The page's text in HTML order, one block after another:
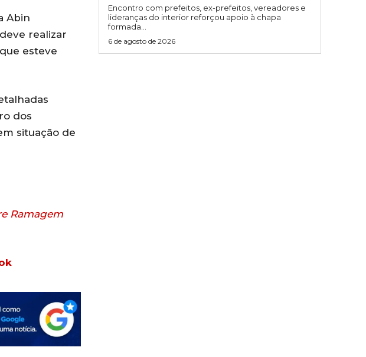
Abin
realizar
esteve
dos
situação de
Ramagem
Encontro com prefeitos, ex-prefeitos, vereadores e
lideranças do interior reforçou apoio à chapa
formada...
6 de agosto de 2026